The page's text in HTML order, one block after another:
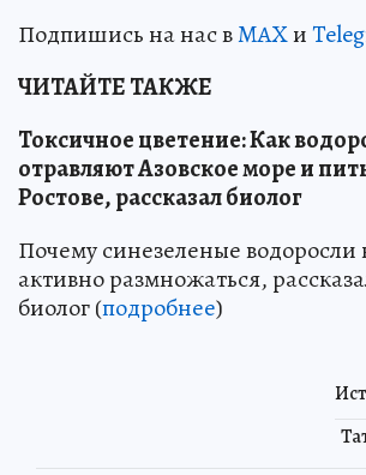
Подпишись на нас вMAXи
ЧИТАЙТЕ ТАКЖЕ
Токсичное цветение: Как
отравляют Азовское море и
Ростове, рассказал биолог
Почему синезеленые водоросли
активно размножаться,
биолог (подробнее)